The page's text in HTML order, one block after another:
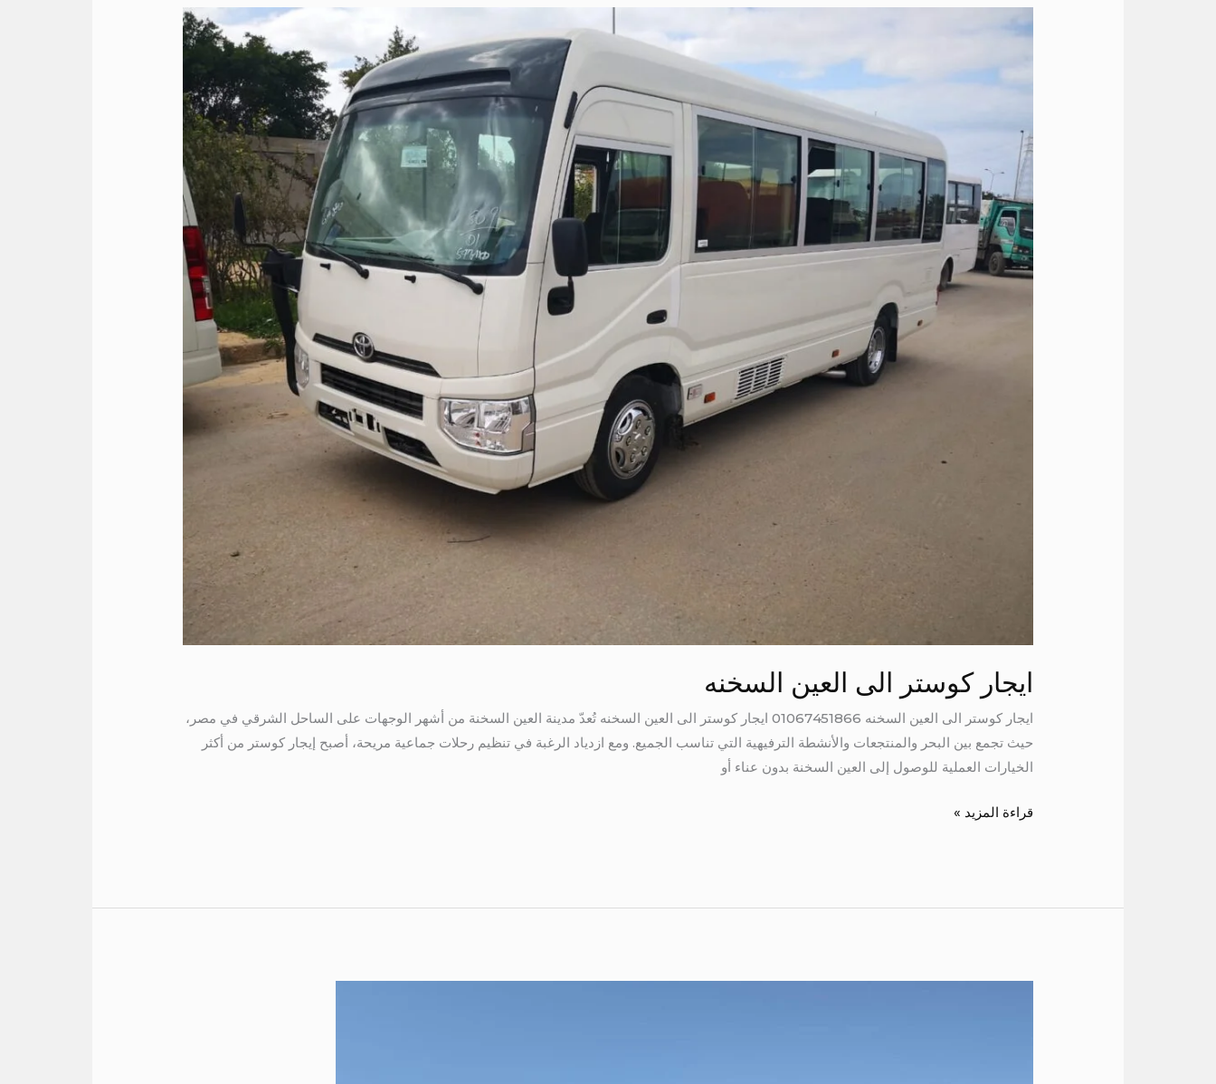
ايجار كوستر الى العين السخنه
ايجار كوستر الى العين السخنه 01067451866 ايجار كوستر الى العين السخنه تُعدّ مدينة العين السخنة من أشهر الوجهات على الساحل الشرقي في مصر،
حيث تجمع بين البحر والمنتجعات والأنشطة الترفيهية التي تناسب الجميع. ومع ازدياد الرغبة في تنظيم رحلات جماعية مريحة، أصبح إيجار كوستر من أكثر
الخيارات العملية للوصول إلى العين السخنة بدون عناء أو
ايجار
كوستر
قراءة المزيد »